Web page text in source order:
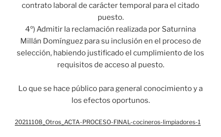
contrato laboral de carácter temporal para el citado
puesto.
4º) Admitir la reclamación realizada por Saturnina
Millán Domínguez para su inclusión en el proceso de
selección, habiendo justificado el cumplimiento de los
requisitos de acceso al puesto.
Lo que se hace público para general conocimiento y a
los efectos oportunos.
20211108_Otros_ACTA-PROCESO-FINAL-cocineros-limpiadores-1